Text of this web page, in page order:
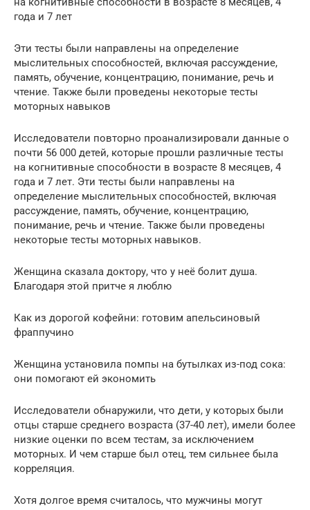
года и 7 лет
Эти тесты были направлены на определение
мыслительных способностей, включая рассуждение,
память, обучение, концентрацию, понимание, речь и
чтение. Также были проведены некоторые тесты
моторных навыков
Исследователи повторно проанализировали данные о
почти 56 000 детей, которые прошли различные тесты
на когнитивные способности в возрасте 8 месяцев, 4
года и 7 лет. Эти тесты были направлены на
определение мыслительных способностей, включая
рассуждение, память, обучение, концентрацию,
понимание, речь и чтение. Также были проведены
некоторые тесты моторных навыков.
Женщина сказала доктору, что у неё болит душа.
Благодаря этой притче я люблю
Как из дорогой кофейни: готовим апельсиновый
фраппучино
Женщина установила помпы на бутылках из-под сока:
они помогают ей экономить
Исследователи обнаружили, что дети, у которых были
отцы старше среднего возраста (37-40 лет), имели более
низкие оценки по всем тестам, за исключением
моторных. И чем старше был отец, тем сильнее была
корреляция.
Хотя долгое время считалось, что мужчины могут